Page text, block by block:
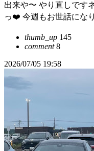
出来や〜 やり直しです
っ❤️ 今週もお世話にな
thumb_up 145
comment8
2026/07/05 19:58